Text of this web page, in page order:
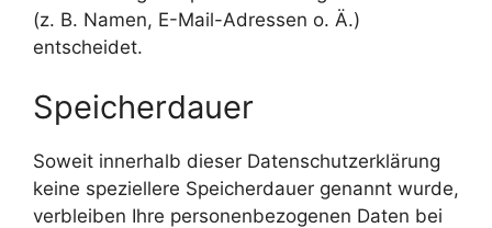
(z. B. Namen, E-Mail-Adressen o. Ä.)
entscheidet.
Speicherdauer
Soweit innerhalb dieser Datenschutzerklärung
keine speziellere Speicherdauer genannt wurde,
verbleiben Ihre personenbezogenen Daten bei